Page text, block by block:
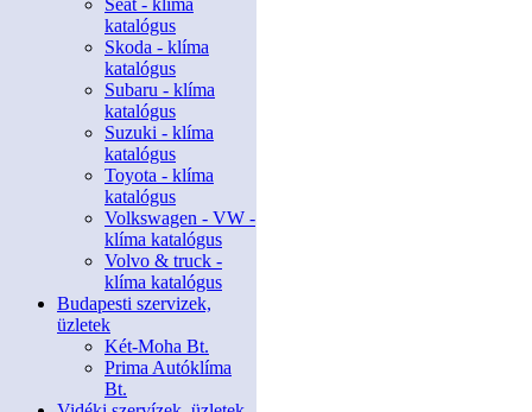
Seat - klíma
katalógus
Skoda - klíma
katalógus
Subaru - klíma
katalógus
Suzuki - klíma
katalógus
Toyota - klíma
katalógus
Volkswagen - VW -
klíma katalógus
Volvo & truck -
klíma katalógus
Budapesti szervizek,
üzletek
Két-Moha Bt.
Prima Autóklíma
Bt.